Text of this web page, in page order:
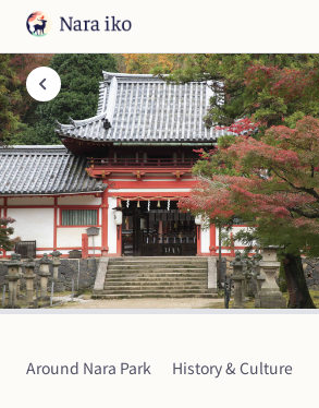
Around Nara Park History & Culture